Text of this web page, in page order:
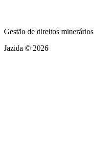
Gestão de direitos minerários
Jazida © 2026